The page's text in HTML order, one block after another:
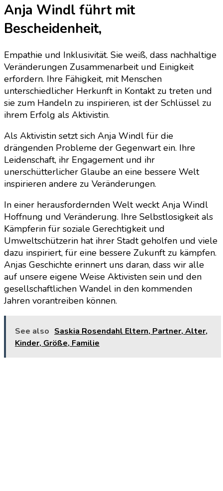
Anja Windl führt mit
Bescheidenheit,
Empathie und Inklusivität. Sie weiß, dass nachhaltige
Veränderungen Zusammenarbeit und Einigkeit
erfordern. Ihre Fähigkeit, mit Menschen
unterschiedlicher Herkunft in Kontakt zu treten und
sie zum Handeln zu inspirieren, ist der Schlüssel zu
ihrem Erfolg als Aktivistin.
Als Aktivistin setzt sich Anja Windl für die
drängenden Probleme der Gegenwart ein. Ihre
Leidenschaft, ihr Engagement und ihr
unerschütterlicher Glaube an eine bessere Welt
inspirieren andere zu Veränderungen.
In einer herausfordernden Welt weckt Anja Windl
Hoffnung und Veränderung. Ihre Selbstlosigkeit als
Kämpferin für soziale Gerechtigkeit und
Umweltschützerin hat ihrer Stadt geholfen und viele
dazu inspiriert, für eine bessere Zukunft zu kämpfen.
Anjas Geschichte erinnert uns daran, dass wir alle
auf unsere eigene Weise Aktivisten sein und den
gesellschaftlichen Wandel in den kommenden
Jahren vorantreiben können.
See also Saskia Rosendahl Eltern, Partner, Alter,
Kinder, Größe, Familie